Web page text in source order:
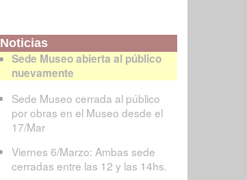
Noticias
Sede Museo abierta al público
nuevamente
Sede Museo cerrada al público
por obras en el Museo desde el
17/Mar
Viernes 6/Marzo: Ambas sede
cerradas entre las 12 y las 14hs.